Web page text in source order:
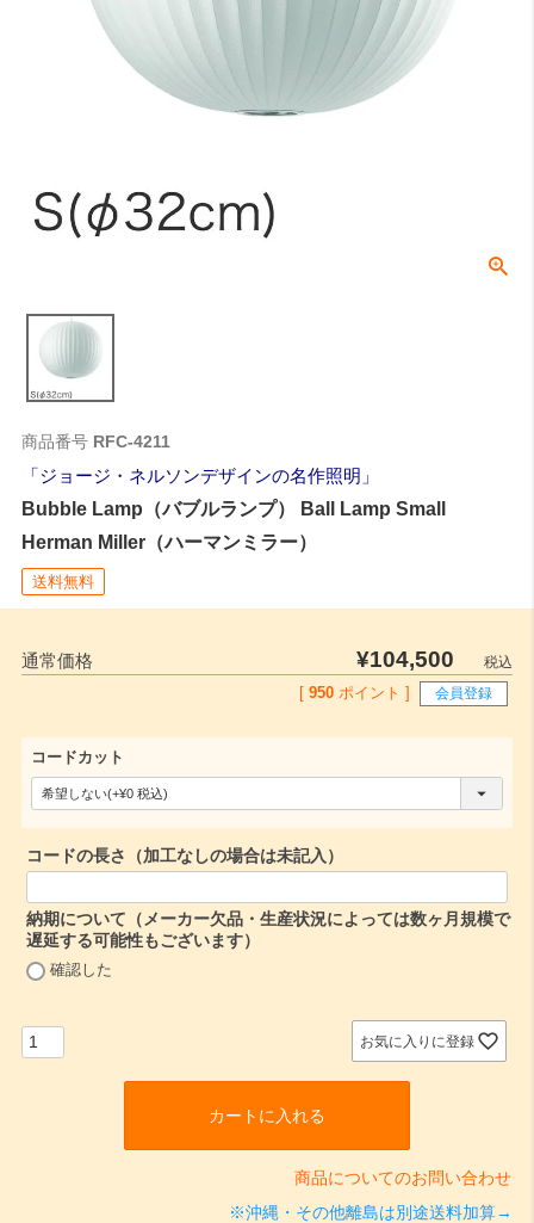
商品番号 RFC-4211
ジョージ・ネルソンデザインの名作照明
Bubble Lamp（バブルランプ） Ball Lamp Small
Herman Miller（ハーマンミラー）
送料無料
通常価格 ¥104,500
税込
950 ポイント ] 会員登録
コードカット
(
必
須
コードの長さ（加工なしの場合は未記入）
納期について（メーカー欠品・生産状況によっては数ヶ月規模で
遅延する可能性もございます）
確認した
お気に入りに登録
カートに入れる
商品についてのお問い合わせ
※沖縄・その他離島は別途送料加算→